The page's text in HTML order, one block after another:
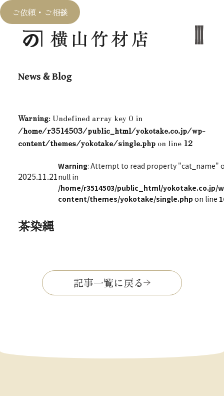
ご依頼・ご相談
News & Blog
Warning: Undefined array key 0 in
/home/r3514503/public_html/yokotake.co.jp/wp-
content/themes/yokotake/single.phpon line 12
2025.11.21
Warning: Attempt to read property "cat_name"
null in
/home/r3514503/public_html/yokotake.co.jp/
content/themes/yokotake/single.php on line
茶染縄
記事一覧に戻る